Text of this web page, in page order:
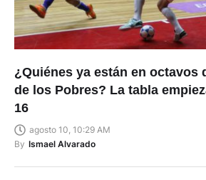
¿Quiénes ya están en octavos
de los Pobres? La tabla
16
agosto 10, 10:29 AM
By Ismael Alvarado